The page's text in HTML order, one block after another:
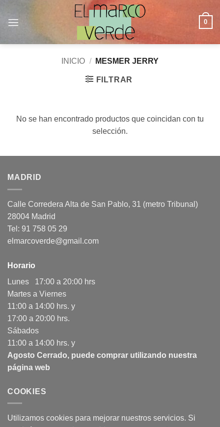
0
INICIO / MESMER JERRY
FILTRAR
No se han encontrado productos que coincidan con tu
selección.
MADRID
Calle Corredera Alta de San Pablo, 31 (metro Tribunal)
28004 Madrid
Tel: 91 758 05 29
elmarcoverde@gmail.com
Horario
Lunes 17:00 a 20:00 hrs
Martes a Viernes
11:00 a 14:00 hrs. y
17:00 a 20:00 hrs.
Sábados
11:00 a 14:00 hrs. y
Agosto Cerrado, puede comprar utilizando nuestra
página web
COOKIES
Utilizamos cookies para mejorar nuestros servicios. Si